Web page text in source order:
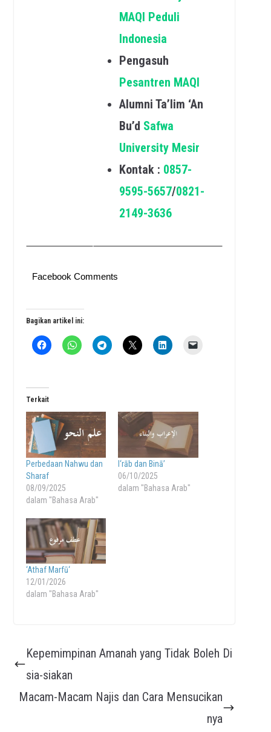
MAQI Peduli
Indonesia
Pengasuh
Pesantren MAQI
Alumni Ta’lim ‘An
Bu’d Safwa
University Mesir
Kontak : 0857-
9595-5657/0821-
2149-3636
Facebook Comments
Bagikan artikel ini:
Terkait
Perbedaan Nahwu dan
Sharaf
08/09/2025
dalam "Bahasa Arab"
I‘rāb dan Binā’
06/10/2025
dalam "Bahasa Arab"
‘Athaf Marfū‘
12/01/2026
dalam "Bahasa Arab"
Kepemimpinan Amanah yang Tidak Boleh Di
sia-siakan
Macam-Macam Najis dan Cara Mensucikan
nya